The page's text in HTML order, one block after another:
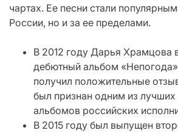
чартах. Ее песни стали
России, но и за ее пределами.
В 2012 году Дарья Храмцова
дебютный альбом
получил положительные
был признан одним из
альбомов российских
В 2015 году был выпущен